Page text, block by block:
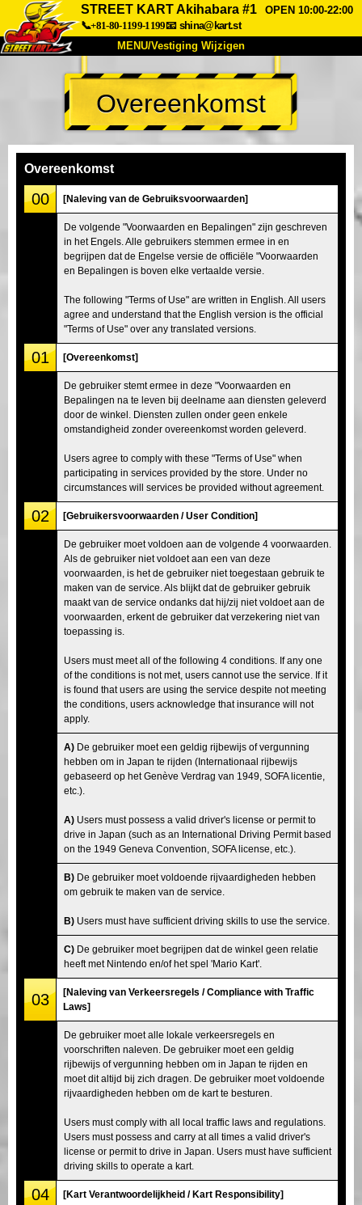
STREET KART Akihabara #1
OPEN 10:00-22:00
📞+81-80-1199-1199📧 shina@kart.st
MENU/Vestiging Wijzigen
TOP
Over Ons Specificaties Prijs
Veelgestelde Vragen
Bedrijf
Tokio Shinagawa Tokio Akihabara#1
Tokio Akihabara#2 Tokio Shibuya
Tokio Shibuya Annex Tokio Baai
Tokio Asakusa Osaka
Okinawa
Overeenkomst
Overeenkomst
00 [Naleving van de Gebruiksvoorwaarden]
De volgende "Voorwaarden en Bepalingen" zijn geschreven
in het Engels. Alle gebruikers stemmen ermee in en
begrijpen dat de Engelse versie de officiële "Voorwaarden
en Bepalingen is boven elke vertaalde versie.
The following "Terms of Use" are written in English. All users
agree and understand that the English version is the official
"Terms of Use" over any translated versions.
01 [Overeenkomst]
De gebruiker stemt ermee in deze "Voorwaarden en
Bepalingen na te leven bij deelname aan diensten geleverd
door de winkel. Diensten zullen onder geen enkele
omstandigheid zonder overeenkomst worden geleverd.
Users agree to comply with these "Terms of Use" when
participating in services provided by the store. Under no
circumstances will services be provided without agreement.
02 [Gebruikersvoorwaarden / User Condition]
De gebruiker moet voldoen aan de volgende 4 voorwaarden.
Als de gebruiker niet voldoet aan een van deze
voorwaarden, is het de gebruiker niet toegestaan gebruik te
maken van de service. Als blijkt dat de gebruiker gebruik
maakt van de service ondanks dat hij/zij niet voldoet aan de
voorwaarden, erkent de gebruiker dat verzekering niet van
toepassing is.
Users must meet all of the following 4 conditions. If any one
of the conditions is not met, users cannot use the service. If it
is found that users are using the service despite not meeting
the conditions, users acknowledge that insurance will not
apply.
A) De gebruiker moet een geldig rijbewijs of vergunning
hebben om in Japan te rijden (Internationaal rijbewijs
gebaseerd op het Genève Verdrag van 1949, SOFA licentie,
etc.).
A) Users must possess a valid driver's license or permit to
drive in Japan (such as an International Driving Permit based
on the 1949 Geneva Convention, SOFA license, etc.).
B) De gebruiker moet voldoende rijvaardigheden hebben
om gebruik te maken van de service.
B) Users must have sufficient driving skills to use the service.
C) De gebruiker moet begrijpen dat de winkel geen relatie
heeft met Nintendo en/of het spel 'Mario Kart'.
03
[Naleving van Verkeersregels / Compliance with Traffic
Laws]
De gebruiker moet alle lokale verkeersregels en
voorschriften naleven. De gebruiker moet een geldig
rijbewijs of vergunning hebben om in Japan te rijden en
moet dit altijd bij zich dragen. De gebruiker moet voldoende
rijvaardigheden hebben om de kart te besturen.
Users must comply with all local traffic laws and regulations.
Users must possess and carry at all times a valid driver's
license or permit to drive in Japan. Users must have sufficient
driving skills to operate a kart.
04 [Kart Verantwoordelijkheid / Kart Responsibility]